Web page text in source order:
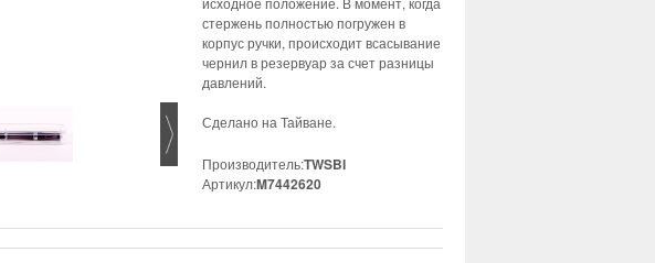
стержень полностью погружен в
корпус ручки, происходит всасывание
чернил в резервуар за счет разницы
давлений.
Сделано на Тайване.
Производитель:TWSBI
Артикул:M7442620